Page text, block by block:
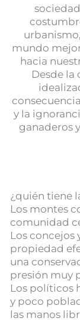
mundo
hacia
Desde la
y la
ganaderos
¿quién tiene
Los montes
comunidad
Los concejos
propiedad
una
presión muy
Los políticos
y poco
las manos